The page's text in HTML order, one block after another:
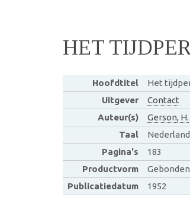
HET
Hoofdtitel
Het
Uitgever
Contact
Auteur(s)
Gerson, H.
Taal
Pagina's
183
Productvorm
Publicatiedatum
1952